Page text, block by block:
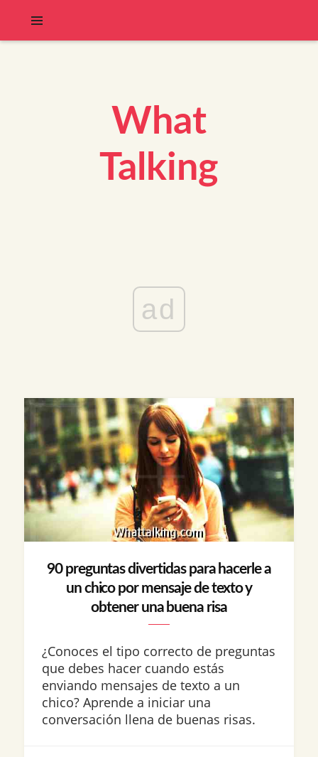
What
Talking
ad
90 preguntas divertidas para hacerle a
un chico por mensaje de texto y
obtener una buena risa
¿Conoces el tipo correcto de preguntas
que debes hacer cuando estás
enviando mensajes de texto a un
chico? Aprende a iniciar una
conversación llena de buenas risas.